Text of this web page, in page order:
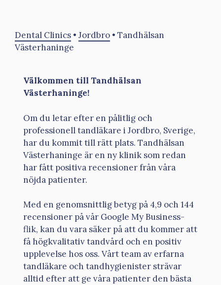
Dental Clinics • Jordbro • Tandhälsan
Västerhaninge
Välkommen till Tandhälsan
Västerhaninge!
Om du letar efter en pålitlig och
professionell tandläkare i Jordbro, Sverige,
har du kommit till rätt plats. Tandhälsan
Västerhaninge är en ny klinik som redan
har fått positiva recensioner från våra
nöjda patienter.
Med en genomsnittlig betyg på 4,9 och 144
recensioner på vår Google My Business-
flik, kan du vara säker på att du kommer att
få högkvalitativ tandvård och en positiv
upplevelse hos oss. Vårt team av erfarna
tandläkare och tandhygienister strävar
alltid efter att ge våra patienter den bästa